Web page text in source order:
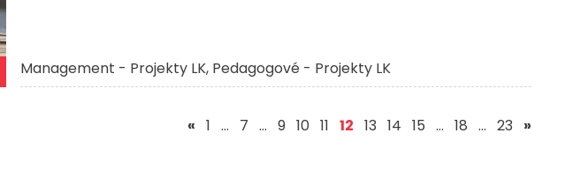
Management - Projekty LK Pedagogové - Projekty LK
« 1 … 7 … 9 10 11 12 (aktuální)
13 14 15 … 18 … 23 »